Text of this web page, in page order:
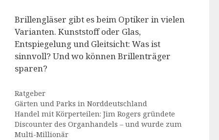
Brillengläser gibt es beim Optiker in vielen
Varianten. Kunststoff oder Glas,
Entspiegelung und Gleitsicht: Was ist
sinnvoll? Und wo können Brillenträger
sparen?
Kategorien
Ratgeber
Gärten und Parks in Norddeutschland
Handel mit Körperteilen: Jim Rogers gründete
Discounter des Organhandels – und wurde zum
Multi-Millionär